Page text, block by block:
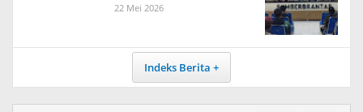
22 Mei 2026
Indeks Berita